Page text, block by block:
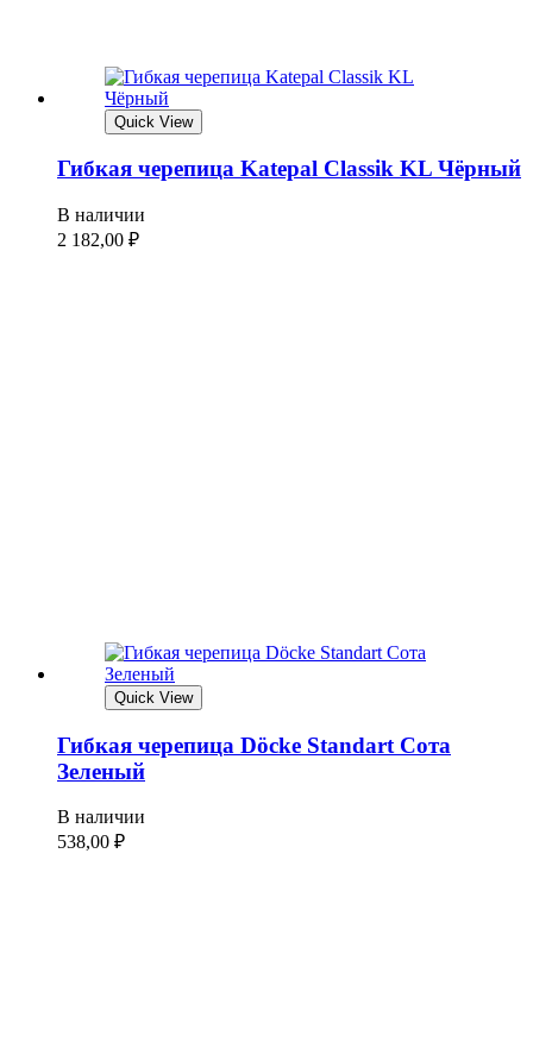
Quick View
Гибкая черепица Katepal Classik KL Чёрный
В наличии
2 182,00 ₽
Quick View
Гибкая черепица Döcke Standart Сота
Зеленый
В наличии
538,00 ₽